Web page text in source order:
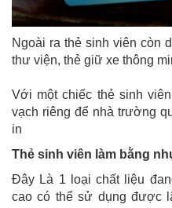
Ngoài ra thẻ sinh viên còn
thư viện, thẻ giữ xe thông
Với một chiếc thẻ sinh
vạch riêng để nhà trường
in
Thẻ sinh viên làm bằng
Đây Là 1 loại chất liệu
cao có thể sử dụng được